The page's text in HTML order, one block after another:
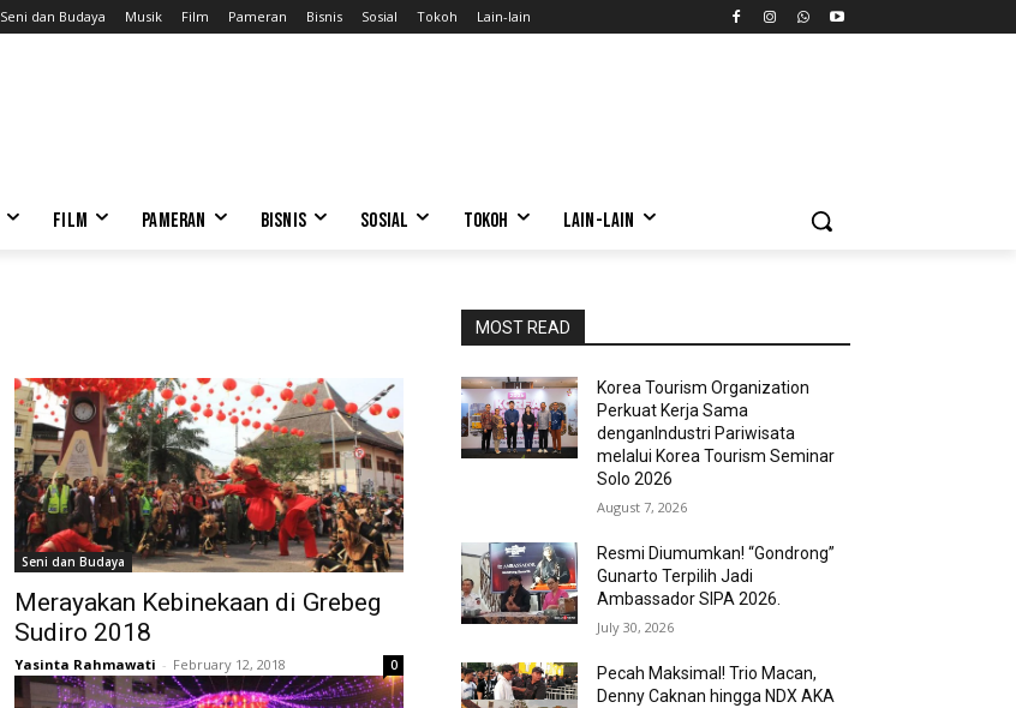
Seni dan Budaya Musik Film Pameran Bisnis Sosial Tokoh Lain-lain
FILM PAMERAN BISNIS SOSIAL TOKOH LAIN-LAIN
Seni dan Budaya
Merayakan Kebinekaan di Grebeg
Sudiro 2018
Yasinta Rahmawati - February 12, 2018 0
MOST READ
Korea Tourism Organization
Perkuat Kerja Sama
denganIndustri Pariwisata
melalui Korea Tourism Seminar
Solo 2026
August 7, 2026
Resmi Diumumkan! “Gondrong”
Gunarto Terpilih Jadi
Ambassador SIPA 2026.
July 30, 2026
Pecah Maksimal! Trio Macan,
Denny Caknan hingga NDX AKA